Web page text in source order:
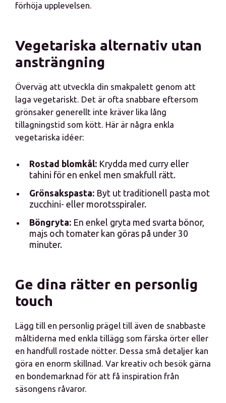
förhöja upplevelsen.
Vegetariska alternativ utan
ansträngning
Överväg att utveckla din smakpalett genom att
laga vegetariskt. Det är ofta snabbare eftersom
grönsaker generellt inte kräver lika lång
tillagningstid som kött. Här är några enkla
vegetariska idéer:
Rostad blomkål: Krydda med curry eller
tahini för en enkel men smakfull rätt.
Grönsakspasta: Byt ut traditionell pasta mot
zucchini- eller morotsspiraler.
Böngryta: En enkel gryta med svarta bönor,
majs och tomater kan göras på under 30
minuter.
Ge dina rätter en personlig
touch
Lägg till en personlig prägel till även de snabbaste
måltiderna med enkla tillägg som färska örter eller
en handfull rostade nötter. Dessa små detaljer kan
göra en enorm skillnad. Var kreativ och besök gärna
en bondemarknad för att få inspiration från
säsongens råvaror.